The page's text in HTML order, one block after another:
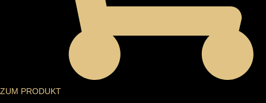
ZUM PRODUKT